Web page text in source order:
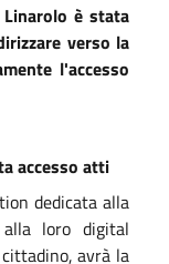
è stata
verso la
l'accesso
accesso atti
dedicata alla
loro digital
avrà la